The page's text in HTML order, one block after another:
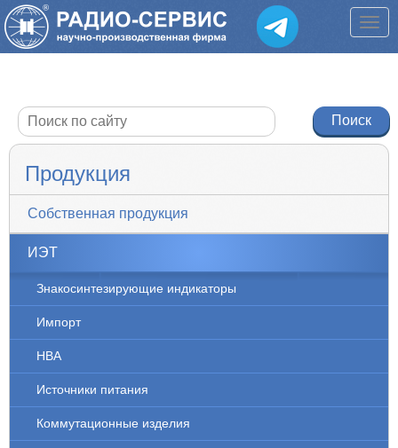
Продукция
Собственная продукция
ИЭТ
Знакосинтезирующие индикаторы
Импорт
НВА
Источники питания
Коммутационные изделия